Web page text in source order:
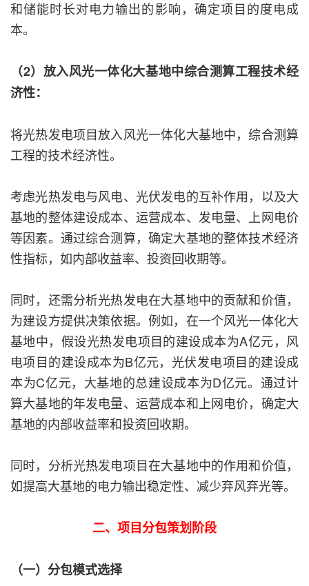
和储能时长对电力输出的影响，确定项目的度电成
本。
（2）放入风光一体化大基地中综合测算工程技术经
济性：
将光热发电项目放入风光一体化大基地中，综合测算
工程的技术经济性。
考虑光热发电与风电、光伏发电的互补作用，以及大
基地的整体建设成本、运营成本、发电量、上网电价
等因素。通过综合测算，确定大基地的整体技术经济
性指标，如内部收益率、投资回收期等。
同时，还需分析光热发电在大基地中的贡献和价值，
为建设方提供决策依据。例如，在一个风光一体化大
基地中，假设光热发电项目的建设成本为A亿元，风
电项目的建设成本为B亿元，光伏发电项目的建设成
本为C亿元，大基地的总建设成本为D亿元。通过计
算大基地的年发电量、运营成本和上网电价，确定大
基地的内部收益率和投资回收期。
同时，分析光热发电项目在大基地中的作用和价值，
如提高大基地的电力输出稳定性、减少弃风弃光等。
二、项目分包策划阶段
（一）分包模式选择